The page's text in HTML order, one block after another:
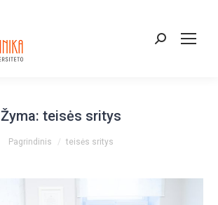
Paieška:
Žyma: teisės sritys
You are here:
Pagrindinis teisės sritys